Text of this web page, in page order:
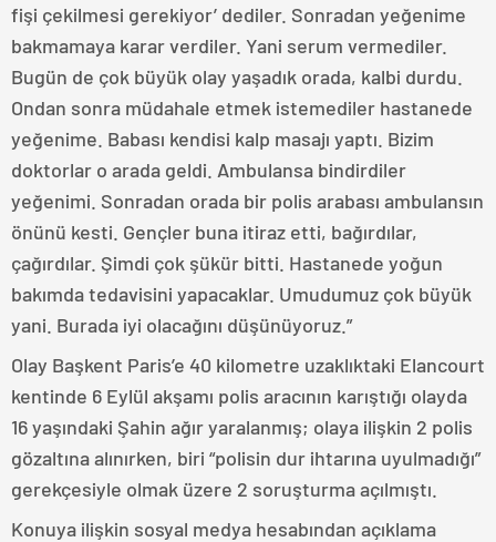
fişi çekilmesi gerekiyor’ dediler. Sonradan yeğenime
bakmamaya karar verdiler. Yani serum vermediler.
Bugün de çok büyük olay yaşadık orada, kalbi durdu.
Ondan sonra müdahale etmek istemediler hastanede
yeğenime. Babası kendisi kalp masajı yaptı. Bizim
doktorlar o arada geldi. Ambulansa bindirdiler
yeğenimi. Sonradan orada bir polis arabası ambulansın
önünü kesti. Gençler buna itiraz etti, bağırdılar,
çağırdılar. Şimdi çok şükür bitti. Hastanede yoğun
bakımda tedavisini yapacaklar. Umudumuz çok büyük
yani. Burada iyi olacağını düşünüyoruz.”
Olay Başkent Paris’e 40 kilometre uzaklıktaki Elancourt
kentinde 6 Eylül akşamı polis aracının karıştığı olayda
16 yaşındaki Şahin ağır yaralanmış; olaya ilişkin 2 polis
gözaltına alınırken, biri “polisin dur ihtarına uyulmadığı”
gerekçesiyle olmak üzere 2 soruşturma açılmıştı.
Konuya ilişkin sosyal medya hesabından açıklama